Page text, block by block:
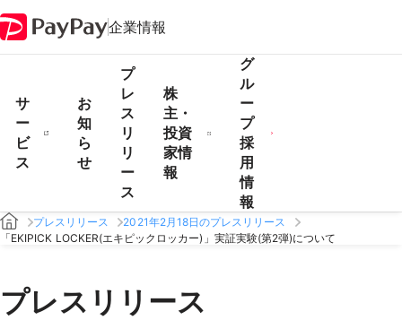
企業情報
サ
ー
ビ
ス
お
知
ら
せ
プ
レ
ス
リ
リ
ー
ス
株
主・
投資
家情
報
グ
ル
ー
プ
採
用
情
報
プレスリリース
2021年2月18日のプレスリリース
「EKIPICK LOCKER(エキピックロッカー)」実証実験(第2弾)について
プレスリリース